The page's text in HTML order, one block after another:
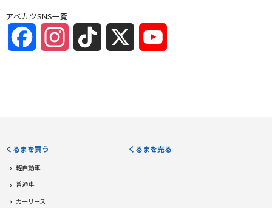
アベカツSNS一覧
FacebookInstagramTikTok
くるまを買う
軽自動車
普通車
カーリース
くるまを売る